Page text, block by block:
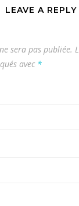
LEAVE A REPLY
sera pas publiée.
avec *